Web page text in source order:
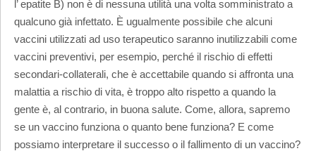
l’ epatite B) non è di nessuna utilità una volta somministrato a
qualcuno già infettato. È ugualmente possibile che alcuni
vaccini utilizzati ad uso terapeutico saranno inutilizzabili come
vaccini preventivi, per esempio, perché il rischio di effetti
secondari-collaterali, che è accettabile quando si affronta una
malattia a rischio di vita, è troppo alto rispetto a quando la
gente è, al contrario, in buona salute. Come, allora, sapremo
se un vaccino funziona o quanto bene funziona? E come
possiamo interpretare il successo o il fallimento di un vaccino?